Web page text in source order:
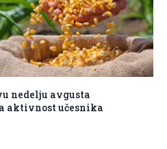
nedelju avgusta
aktivnost učesnika